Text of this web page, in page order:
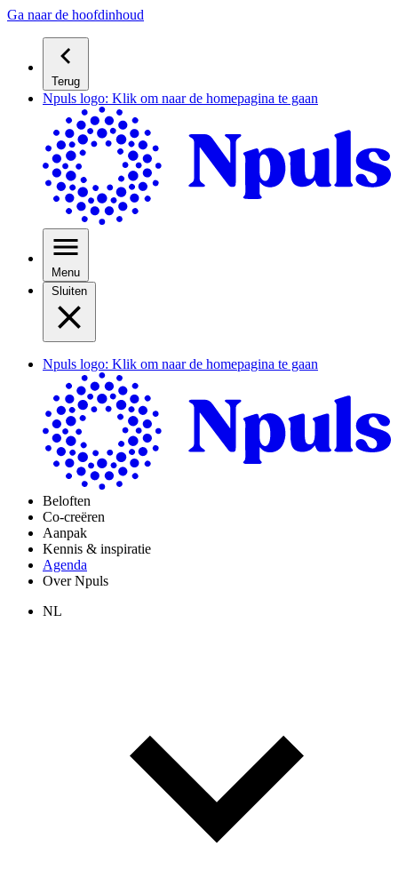
Ga naar de hoofdinhoud
Terug
Npuls logo: Klik om naar de homepagina te gaan
Menu
Sluiten
Npuls logo: Klik om naar de homepagina te gaan
Beloften
Co-creëren
Aanpak
Kennis & inspiratie
Agenda
Over Npuls
NL